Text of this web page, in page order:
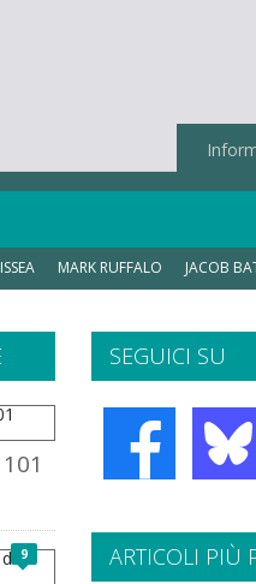
MARK RUFFALO JACOB
SEGUICI SU
9 ARTICOLI PIÙ